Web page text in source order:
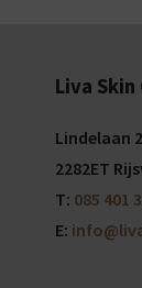
Liva Skin
Lindelaan
2282ET
T: 085 401
E: